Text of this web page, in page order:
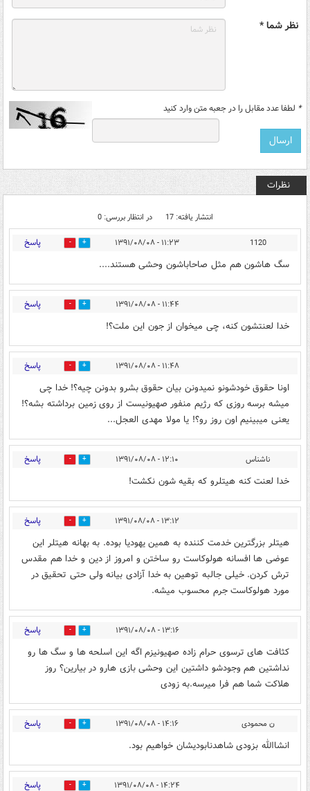
نظر شما *
* لطفا عدد مقابل را در جعبه متن وارد کنید
نظرات
انتشار یافته: 17 در انتظار بررسی: 0
1120 ۱۱:۲۳ - ۱۳۹۱/۰۸/۰۸ 0 پاسخ
سگ هاشون هم مثل صاحاباشون وحشی هستند....
۱۱:۴۴ - ۱۳۹۱/۰۸/۰۸ 0 پاسخ
خدا لعنتشون کنه، چی میخوان از جون این ملت؟!
۱۱:۴۸ - ۱۳۹۱/۰۸/۰۸ 0 پاسخ
اونا حقوق خودشونو نمیدونن بیان حقوق بشرو بدونن چیه؟! خدا چی
میشه برسه روزی که رژیم منفور صهیونیست از روی زمین برداشته بشه؟!
یعنی میبینیم اون روز رو؟! یا مولا مهدی العجل...
ناشناس ۱۲:۱۰ - ۱۳۹۱/۰۸/۰۸ 0 پاسخ
خدا لعنت کنه هیتلرو که بقیه شون نکشت!
۱۳:۱۲ - ۱۳۹۱/۰۸/۰۸ 0 پاسخ
هیتلر بزرگترین خدمت کننده به همین یهودیا بوده. به بهانه هیتلر این
عوضی ها افسانه هولوکاست رو ساختن و امروز از دین و خدا هم مقدس
ترش کردن. خیلی جالبه توهین به خدا آزادی بیانه ولی حتی تحقیق در
مورد هولوکاست جرم محسوب میشه.
۱۳:۱۶ - ۱۳۹۱/۰۸/۰۸ 0 پاسخ
کثافت های ترسوی حرام زاده صهیونیزم اگه این اسلحه ها و سگ ها رو
نداشتین هم وجودشو داشتین این وحشی بازی هارو در بیارین؟ روز
هلاکت شما هم فرا میرسه.به زودی
ن محمودی ۱۴:۱۶ - ۱۳۹۱/۰۸/۰۸ 0 پاسخ
انشاالله بزودی شاهدنابودیشان خواهیم بود.
۱۴:۲۴ - ۱۳۹۱/۰۸/۰۸ 0 پاسخ